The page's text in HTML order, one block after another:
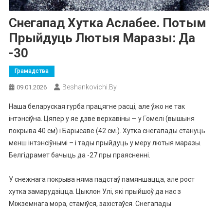
Снегапад Хутка Аслабее. Потым
Прыйдуць Лютыя Маразы: Да
-30
Грамадства
09.01.2026 Beshankovichi.by
Наша беларуская гурба працягне расці, але ўжо не так
інтэнсіўна. Цяпер у яе дзве верхавіны — у Гомелі (вышыня
покрыва 40 см) і Барысаве (42 см.). Хутка снегапады стануць
менш інтэнсіўнымі – і тады прыйдуць у меру лютыя маразы.
Белгідрамет бачыць да -27 пры праясненні.
У снежнага покрыва няма падстаў памяншацца, але рост
хутка замарудзіцца. Цыклон Улі, які прыйшоў да нас з
Міжземнага мора, стаміўся, захістаўся. Снегапады